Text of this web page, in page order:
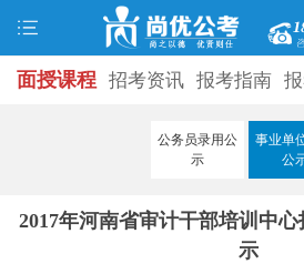
面授课程 招考资讯 报考指南
成绩查询 面试公告
模拟试
政热点 视频课堂 学员风采 名师
公务员录用公
示
事业单
公
2017年河南省审计干部培训中
示